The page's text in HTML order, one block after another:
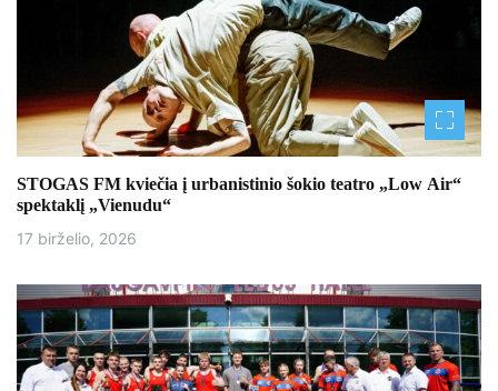
STOGAS FM kviečia į urbanistinio šokio teatro „Low Air“
spektaklį „Vienudu“
17 birželio, 2026